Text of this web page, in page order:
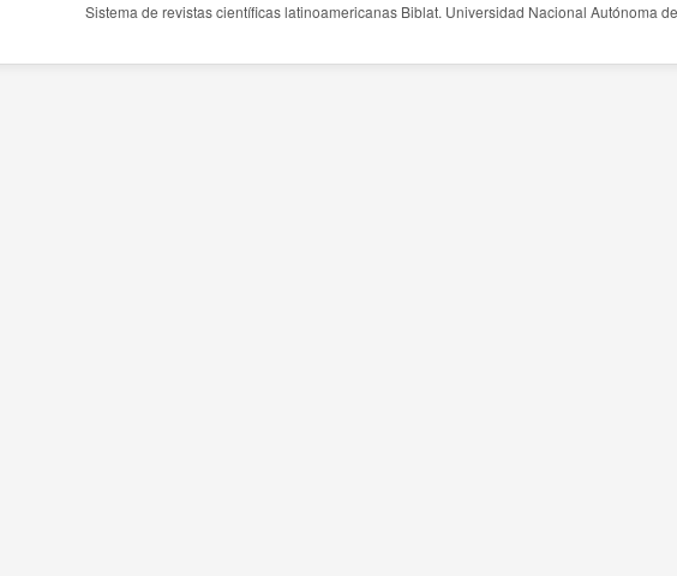
Sistema de revistas científicas latinoamericanas Biblat. Universidad Nacional Autónoma